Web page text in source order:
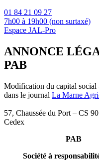
01 84 21 09 27
7h00 à 19h00 (non surtaxé)
Espace JAL-Pro
ANNONCE
PAB
Modification du capital social
dans le journal La Marne
57, Chaussée du Port – CS
Cedex
PAB
Société à